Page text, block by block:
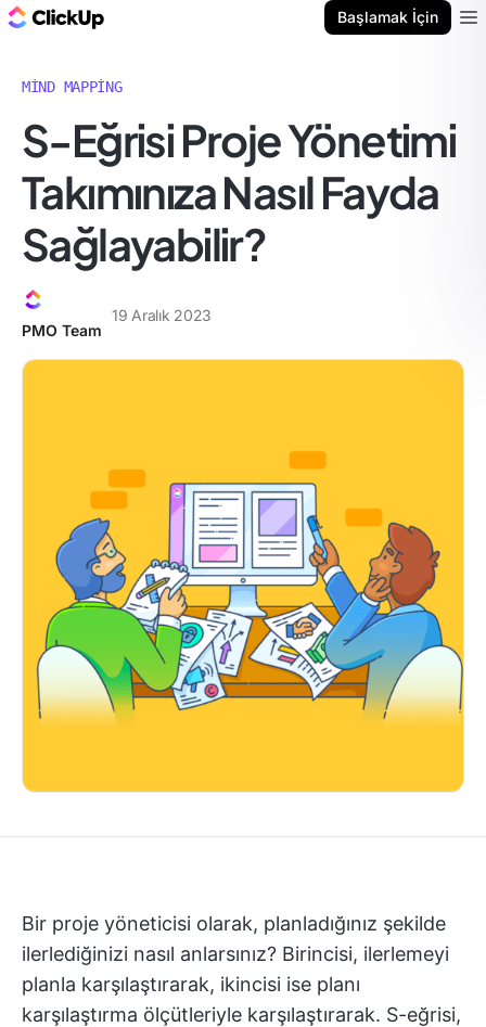
Başlamak İçin
MIND MAPPING
S-Eğrisi Proje Yönetimi
Takımınıza Nasıl Fayda
Sağlayabilir?
PMO Team
19 Aralık 2023
Bir proje yöneticisi olarak, planladığınız şekilde
ilerlediğinizi nasıl anlarsınız? Birincisi, ilerlemeyi
planla karşılaştırarak, ikincisi ise planı
karşılaştırma ölçütleriyle karşılaştırarak. S-eğrisi,